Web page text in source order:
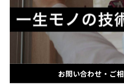
の職人育成に力を入れ、技術継
ています。また、働き方改革の
改善や長時間労働の是正に取り
り、職人が安心して働ける環境
これにより、地域の工務店は求
高齢化する職人の技術を次世代
お問い合わせ・ご